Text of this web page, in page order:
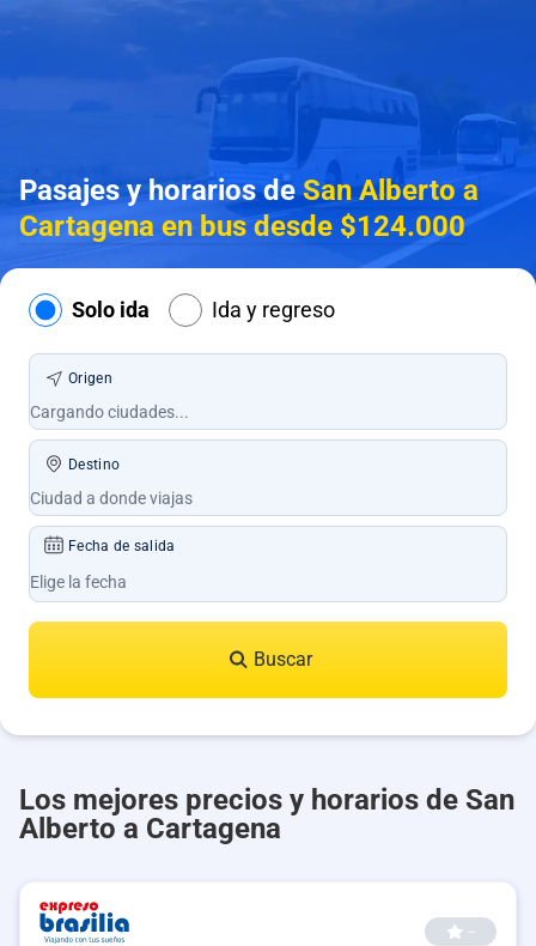
Pasajes y horarios deSan Alberto a
Cartagena en bus desde $124.000
Solo ida Ida y regreso
Origen
Destino
Fecha de salida
Buscar
Los mejores precios y horarios de San
Alberto a Cartagena
--